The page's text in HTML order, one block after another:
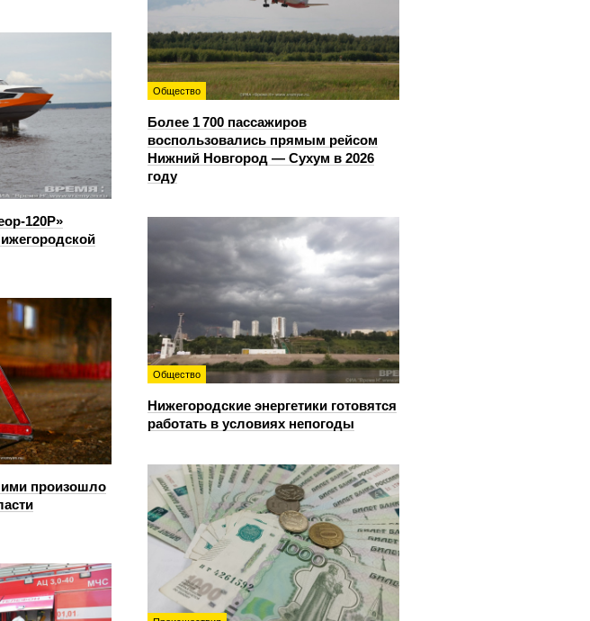
Общество
Более 1 700 пассажиров
воспользовались прямым рейсом
Нижний Новгород — Сухум в 2026
году
120Р»
Общество
Нижегородские энергетики готовятся
работать в условиях непогоды
произошло